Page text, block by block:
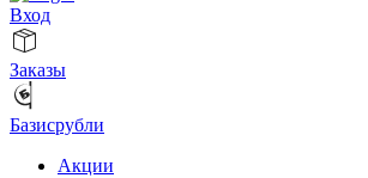
Вход
Заказы
Базисрубли
Акции